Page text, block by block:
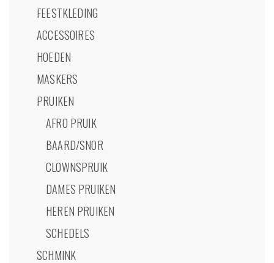
FEESTKLEDING
ACCESSOIRES
HOEDEN
MASKERS
PRUIKEN
AFRO PRUIK
BAARD/SNOR
CLOWNSPRUIK
DAMES PRUIKEN
HEREN PRUIKEN
SCHEDELS
SCHMINK